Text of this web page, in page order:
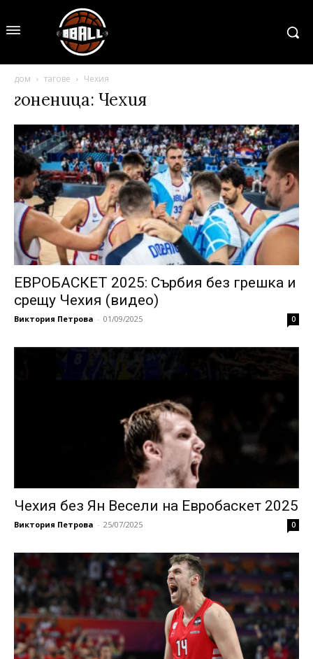
дом тагове Чехия
гоненица: Чехия
ЕВРОБАСКЕТ 2025: Сърбия без грешка и
срещу Чехия (видео)
Виктория Петрова - 01/09/2025 0
Чехия без Ян Весели на Евробаскет 2025
Виктория Петрова - 25/07/2025 0